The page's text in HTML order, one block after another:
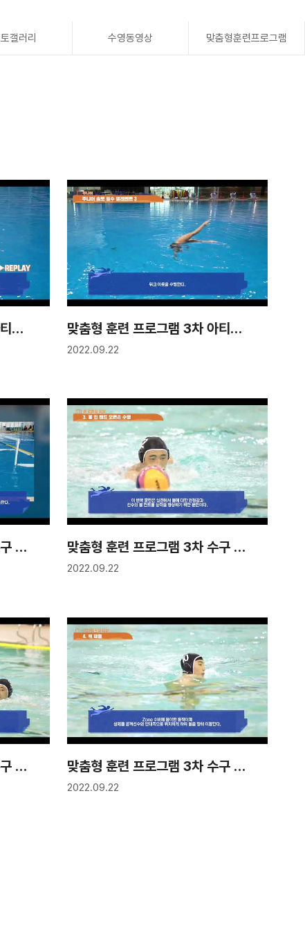
갤러리 수영동영상 맞춤형훈련프로그램
맞춤형 훈련 프로그램 3차 아티스틱스위밍 4강 "주니어1-2" 맞춤형 훈련 프로그램 3차 아티스틱스위밍 3강 "주니어1-1"
2022.09.22
맞춤형 훈련 프로그램 3차 수구 7강 "수구선수 경기력 평가 방법" 맞춤형 훈련 프로그램 3차 수구 6강 "볼 핸들링 향상을 위한 훈련 프로그램"
2022.09.22
맞춤형 훈련 프로그램 3차 수구 3강 "슈팅 훈련 프로그램" 맞춤형 훈련 프로그램 3차 수구 2강 "수비 움직임 향상을 위한 프로그램"
2022.09.22